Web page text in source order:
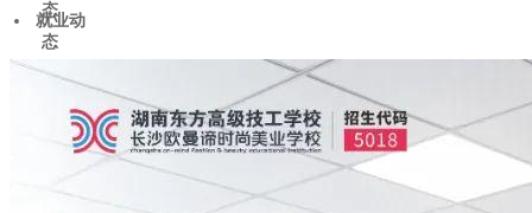
态
就业动
态